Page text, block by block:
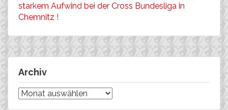
starkem Aufwind bei der Cross Bundesliga in
Chemnitz !
Archiv
Archiv